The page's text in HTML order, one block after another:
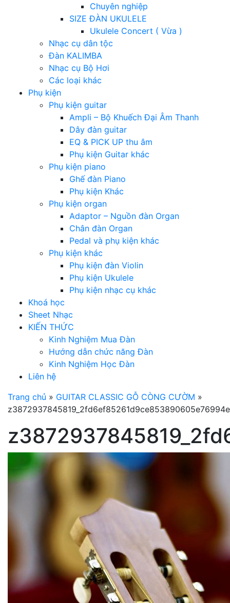
Chuyên nghiệp
SIZE ĐÀN UKULELE
Ukulele Concert ( Vừa )
Nhạc cụ dân tộc
Đàn KALIMBA
Nhạc cụ Bộ Hơi
Các loại khác
Phụ kiện
Phụ kiện guitar
Ampli – Bộ Khuếch Đại Âm Thanh
Dây đàn guitar
EQ & PICK UP thu âm
Phụ kiện Guitar khác
Phụ kiện piano
Ghế đàn Piano
Phụ kiện Khác
Phụ kiện organ
Adaptor – Nguồn đàn Organ
Chân đàn Organ
Pedal và phụ kiện khác
Phụ kiện khác
Phụ kiện đàn Violin
Phụ kiện Ukulele
Phụ kiện nhạc cụ khác
Khoá học
Sheet Nhạc
KIẾN THỨC
Kinh Nghiệm Mua Đàn
Hướng dẫn chức năng Đàn
Kinh Nghiệm Học Đàn
Liên hệ
Trang chủ » GUITAR CLASSIC GỖ CÒNG CƯỜM »